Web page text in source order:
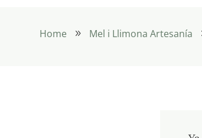
Home 9 Mel i Llimona Artesanía